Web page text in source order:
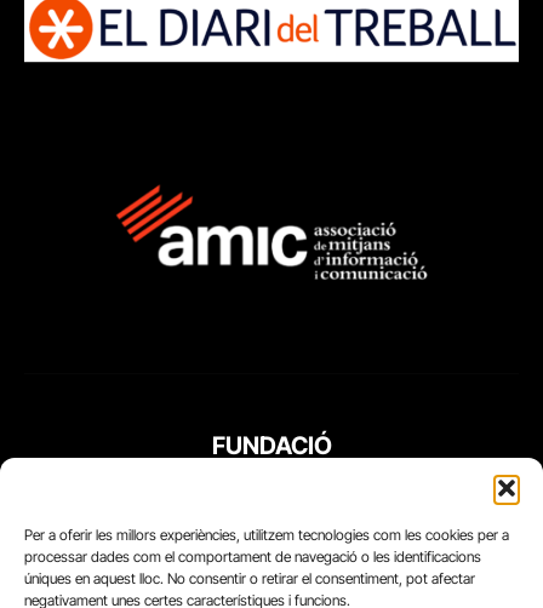
Per a oferir les millors experiències, utilitzem tecnologies com les cookies per a
processar dades com el comportament de navegació o les identificacions
úniques en aquest lloc. No consentir o retirar el consentiment, pot afectar
negativament unes certes característiques i funcions.
FUNDACIÓ